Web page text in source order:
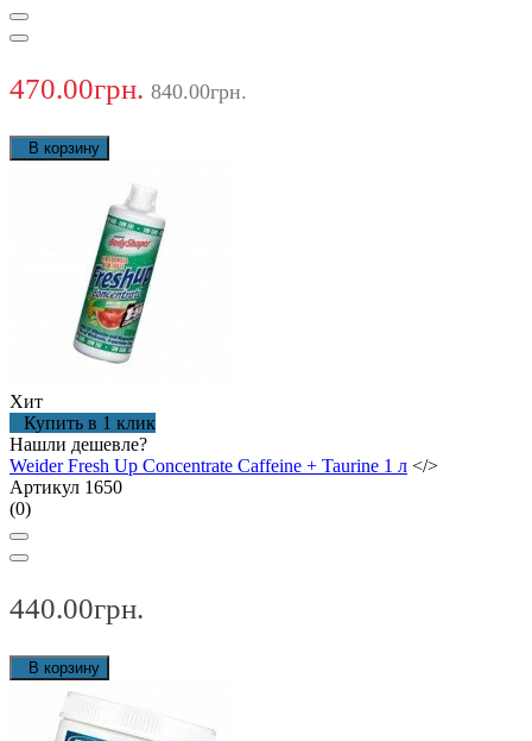
470.00грн. 840.00грн.
В корзину
Хит
Купить в 1 клик
Нашли дешевле?
Weider Fresh Up Concentrate Caffeine + Taurine 1 л </>
Артикул 1650
(0)
440.00грн.
В корзину